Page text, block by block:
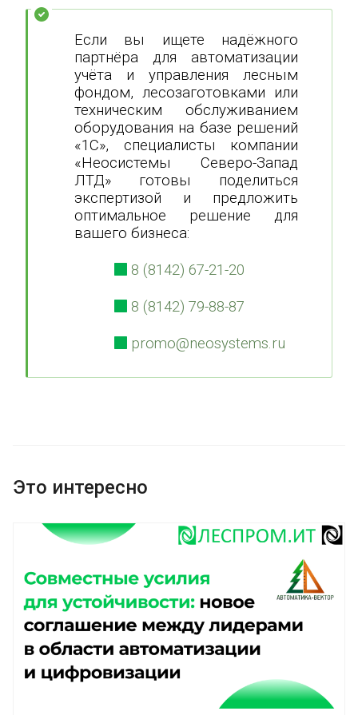
Если вы ищете надёжного
партнёра для автоматизации
учёта и управления лесным
фондом, лесозаготовками или
техническим обслуживанием
оборудования на базе решений
«1С», специалисты компании
«Неосистемы Северо-Запад
ЛТД» готовы поделиться
экспертизой и предложить
оптимальное решение для
вашего бизнеса:
8 (8142) 67-21-20
8 (8142) 79-88-87
promo@neosystems.ru
Это интересно